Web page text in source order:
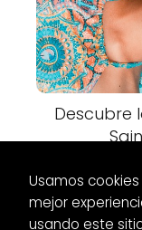
Descubre
Usamos
mejor
usando este